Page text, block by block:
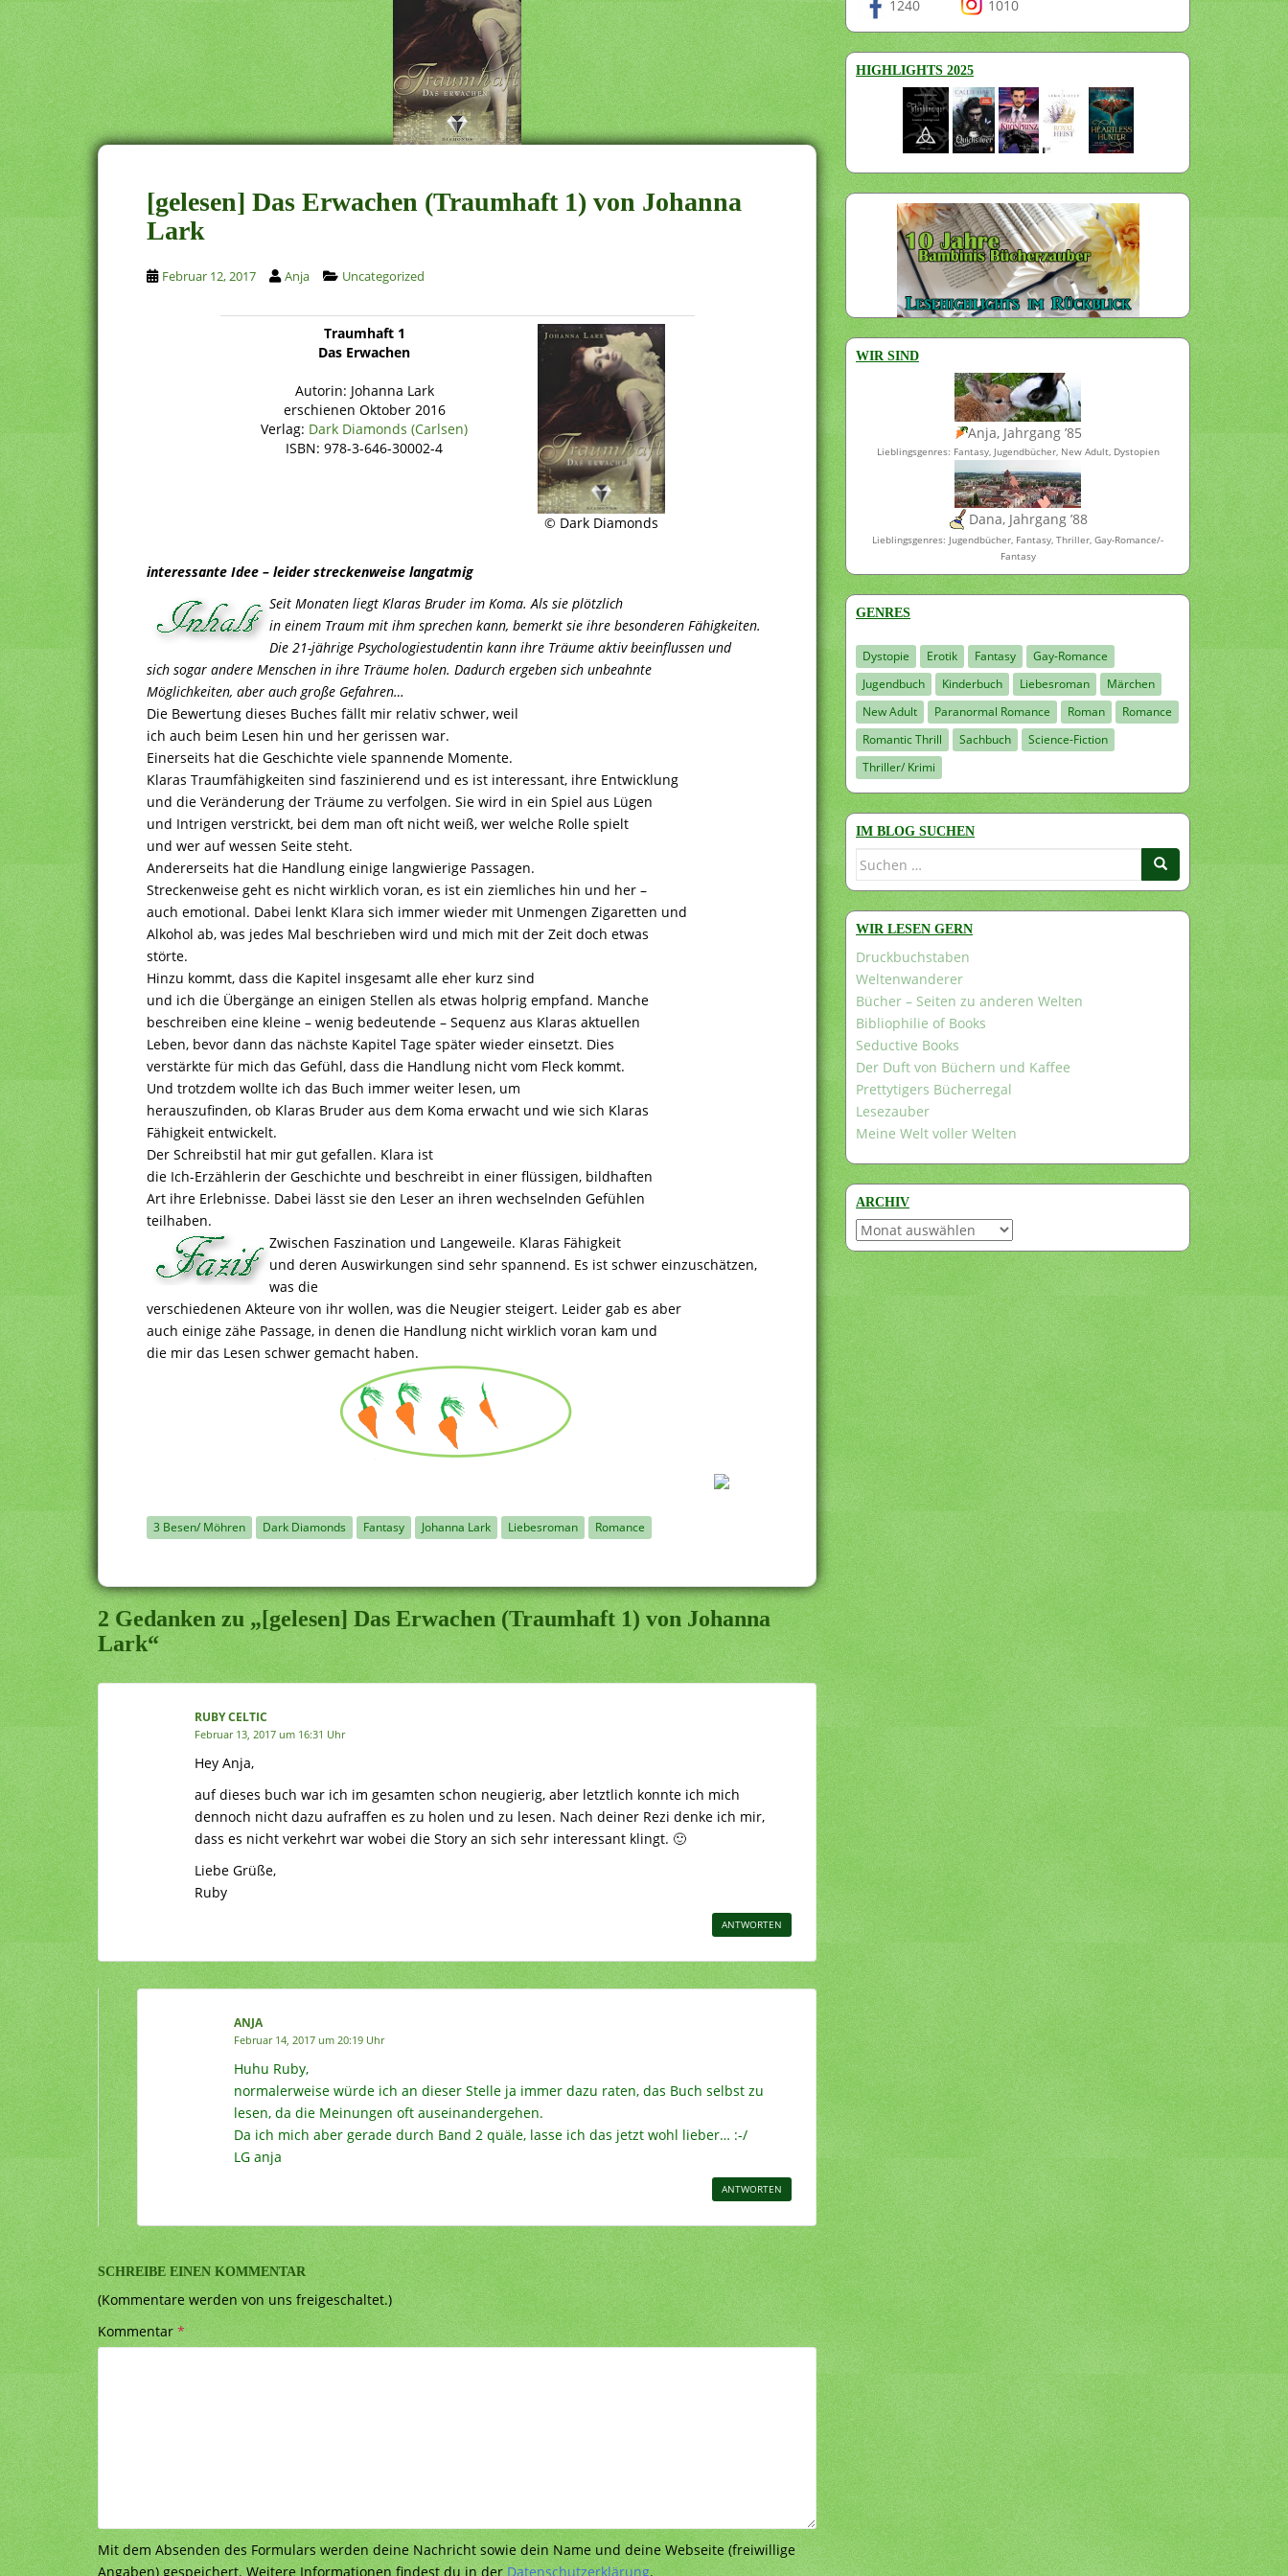
[gelesen] Das Erwachen (Traumhaft 1) von Johanna
Lark
Februar 12, 2017 Anja Uncategorized
Traumhaft 1
Das Erwachen
Autorin: Johanna Lark
erschienen Oktober 2016
Verlag: Dark Diamonds (Carlsen)
ISBN: 978-3-646-30002-4
© Dark Diamonds
interessante Idee – leider streckenweise langatmig
Seit Monaten liegt Klaras Bruder im Koma. Als sie plötzlich
in einem Traum mit ihm sprechen kann, bemerkt sie ihre besonderen Fähigkeiten.
Die 21-jährige Psychologiestudentin kann ihre Träume aktiv beeinflussen und
sich sogar andere Menschen in ihre Träume holen. Dadurch ergeben sich unbeahnte
Möglichkeiten, aber auch große Gefahren…
Die Bewertung dieses Buches fällt mir relativ schwer, weil
ich auch beim Lesen hin und her gerissen war.
Einerseits hat die Geschichte viele spannende Momente.
Klaras Traumfähigkeiten sind faszinierend und es ist interessant, ihre Entwicklung
und die Veränderung der Träume zu verfolgen. Sie wird in ein Spiel aus Lügen
und Intrigen verstrickt, bei dem man oft nicht weiß, wer welche Rolle spielt
und wer auf wessen Seite steht.
Andererseits hat die Handlung einige langwierige Passagen.
Streckenweise geht es nicht wirklich voran, es ist ein ziemliches hin und her –
auch emotional. Dabei lenkt Klara sich immer wieder mit Unmengen Zigaretten und
Alkohol ab, was jedes Mal beschrieben wird und mich mit der Zeit doch etwas
störte.
Hinzu kommt, dass die Kapitel insgesamt alle eher kurz sind
und ich die Übergänge an einigen Stellen als etwas holprig empfand. Manche
beschreiben eine kleine – wenig bedeutende – Sequenz aus Klaras aktuellen
Leben, bevor dann das nächste Kapitel Tage später wieder einsetzt. Dies
verstärkte für mich das Gefühl, dass die Handlung nicht vom Fleck kommt.
Und trotzdem wollte ich das Buch immer weiter lesen, um
herauszufinden, ob Klaras Bruder aus dem Koma erwacht und wie sich Klaras
Fähigkeit entwickelt.
Der Schreibstil hat mir gut gefallen. Klara ist
die Ich-Erzählerin der Geschichte und beschreibt in einer flüssigen, bildhaften
Art ihre Erlebnisse. Dabei lässt sie den Leser an ihren wechselnden Gefühlen
teilhaben.
Zwischen Faszination und Langeweile. Klaras Fähigkeit
und deren Auswirkungen sind sehr spannend. Es ist schwer einzuschätzen,
was die
verschiedenen Akteure von ihr wollen, was die Neugier steigert. Leider gab es aber
auch einige zähe Passage, in denen die Handlung nicht wirklich voran kam und
die mir das Lesen schwer gemacht haben.
3 Besen/ Möhren Dark Diamonds Fantasy Johanna Lark Liebesroman Romance
2 Gedanken zu „[gelesen] Das Erwachen (Traumhaft 1) von Johanna
Lark“
RUBY CELTIC
Februar 13, 2017 um 16:31 Uhr
Hey Anja,
auf dieses buch war ich im gesamten schon neugierig, aber letztlich konnte ich mich
dennoch nicht dazu aufraffen es zu holen und zu lesen. Nach deiner Rezi denke ich mir,
dass es nicht verkehrt war wobei die Story an sich sehr interessant klingt. 🙂
Liebe Grüße,
Ruby
ANTWORTEN
ANJA
Februar 14, 2017 um 20:19 Uhr
Huhu Ruby,
normalerweise würde ich an dieser Stelle ja immer dazu raten, das Buch selbst zu
lesen, da die Meinungen oft auseinandergehen.
Da ich mich aber gerade durch Band 2 quäle, lasse ich das jetzt wohl lieber… :-/
LG anja
ANTWORTEN
SCHREIBE EINEN KOMMENTAR
(Kommentare werden von uns freigeschaltet.)
Kommentar*
Mit dem Absenden des Formulars werden deine Nachricht sowie dein Name und deine Webseite (freiwillige
Angaben) gespeichert. Weitere Informationen findest du in derDatenschutzerklärung.
1240 1010
HIGHLIGHTS 2025
WIR SIND
Anja, Jahrgang ’85
Lieblingsgenres: Fantasy, Jugendbücher, New Adult, Dystopien
Dana, Jahrgang ’88
Lieblingsgenres: Jugendbücher, Fantasy, Thriller, Gay-Romance/-
Fantasy
GENRES
Dystopie Erotik Fantasy
Gay-Romance
Jugendbuch
Kinderbuch Liebesroman
Märchen
New Adult
Paranormal Romance Roman
Romance
Romantic Thrill
Sachbuch
Science-Fiction
Thriller/ Krimi
IM BLOG SUCHEN
Suchen
WIR LESEN GERN
Druckbuchstaben
Weltenwanderer
Bücher – Seiten zu anderen Welten
Bibliophilie of Books
Seductive Books
Der Duft von Büchern und Kaffee
Prettytigers Bücherregal
Lesezauber
Meine Welt voller Welten
ARCHIV
Archiv